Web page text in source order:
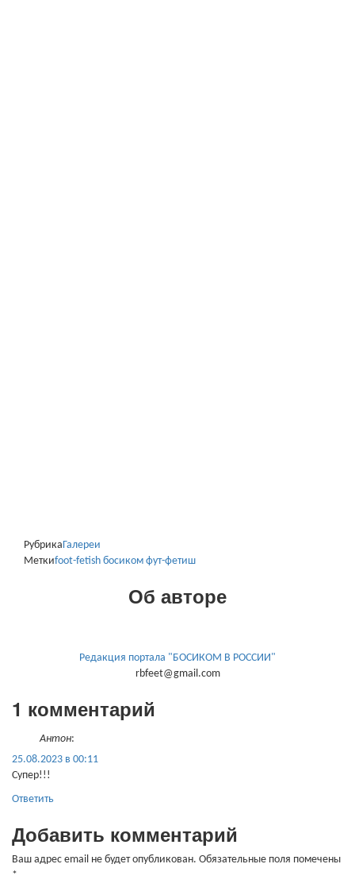
РубрикаГалереи
Меткиfoot-fetish босиком фут-фетиш
Об авторе
Редакция портала "БОСИКОМ В РОССИИ"
rbfeet@gmail.com
1 комментарий
Антон:
25.08.2023 в 00:11
Супер!!!
Ответить
Добавить комментарий
Ваш адрес email не будет опубликован. Обязательные поля помечены
*